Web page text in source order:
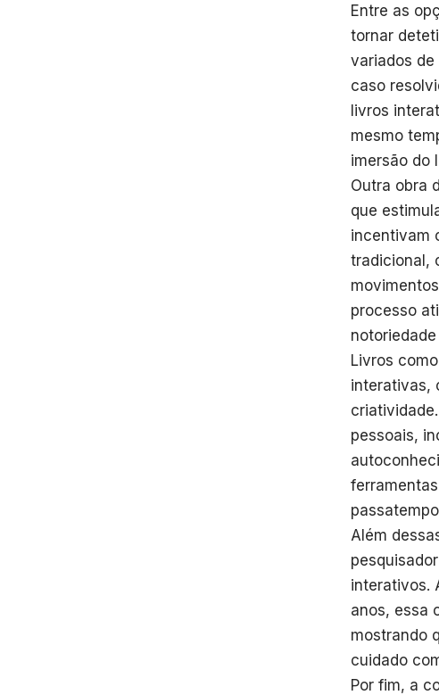
Entre as
tornar
variados
caso
livros
mesmo
imersão do
Outra obra
que
incentivam
tradicional,
processo
Livros
interativas,
pessoais,
Além
interativos.
anos, essa
mostrando
cuidado
Por fim, a